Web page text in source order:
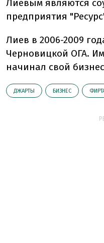
Лиевым являются
предприятия
Лиев в 2006-2009
Черновицкой ОГА.
начинал свой
ДЖАРТЫ БИЗНЕС